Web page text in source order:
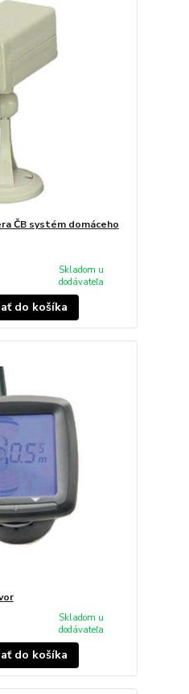
ČB systém domáceho
Skladom u
dodávateľa
do košíka
Skladom u
dodávateľa
do košíka